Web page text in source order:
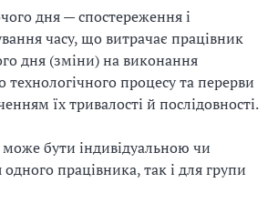
дня — спостереження і
часу, що витрачає працівник
дня (зміни) на виконання
технологічного процесу та перерви
їх тривалості й послідовності.
бути індивідуальною чи
працівника, так і для групи